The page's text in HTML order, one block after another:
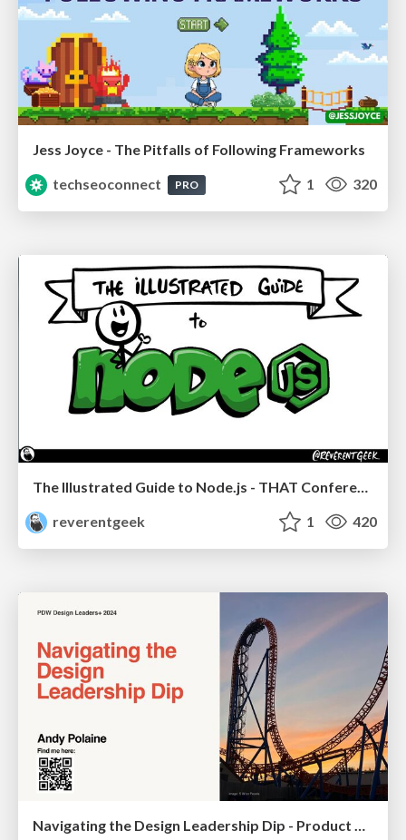
Jess Joyce - The Pitfalls of Following Frameworks
techseoconnect
PRO 1 320
The Illustrated Guide to Node.js - THAT Conference 2024
reverentgeek
1 420